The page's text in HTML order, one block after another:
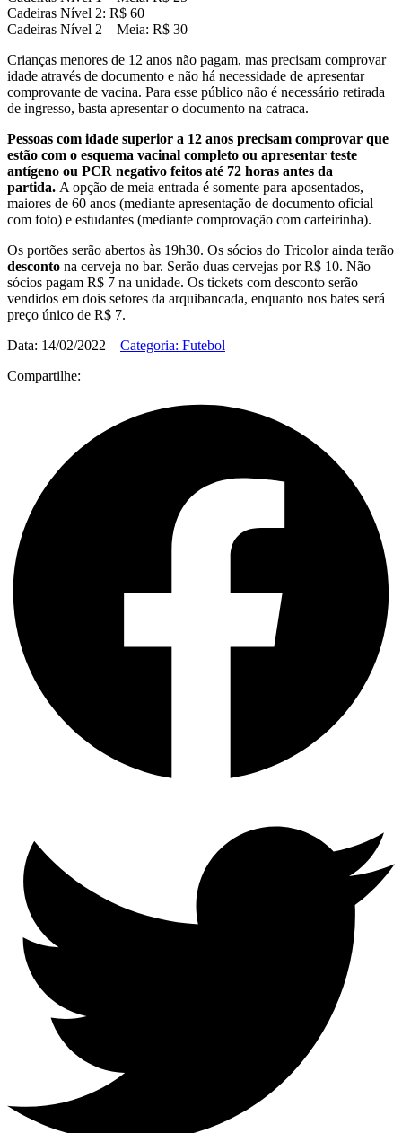
Cadeiras Nível 2: R$ 60
Cadeiras Nível 2 – Meia: R$ 30
Crianças menores de 12 anos não pagam, mas precisam comprovar
idade através de documento e não há necessidade de apresentar
comprovante de vacina. Para esse público não é necessário retirada
de ingresso, basta apresentar o documento na catraca.
Pessoas com idade superior a 12 anos precisam comprovar que
estão com o esquema vacinal completo ou apresentar teste
antígeno ou PCR negativo feitos até 72 horas antes da
partida. A opção de meia entrada é somente para aposentados,
maiores de 60 anos (mediante apresentação de documento oficial
com foto) e estudantes (mediante comprovação com carteirinha).
Os portões serão abertos às 19h30. Os sócios do Tricolor ainda terão
desconto na cerveja no bar. Serão duas cervejas por R$ 10. Não
sócios pagam R$ 7 na unidade. Os tickets com desconto serão
vendidos em dois setores da arquibancada, enquanto nos bates será
preço único de R$ 7.
Data: 14/02/2022
Categoria: Futebol
Compartilhe: